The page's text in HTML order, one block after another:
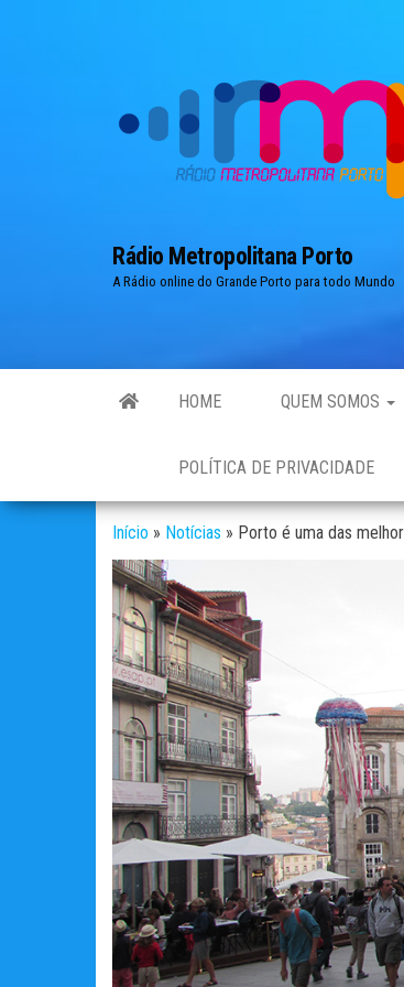
Rádio Metropolitana Porto
A Rádio online do Grande Porto para todo Mundo
HOME QUEM SOMOS
POLÍTICA DE PRIVACIDADE
Início » Notícias » Porto é uma das